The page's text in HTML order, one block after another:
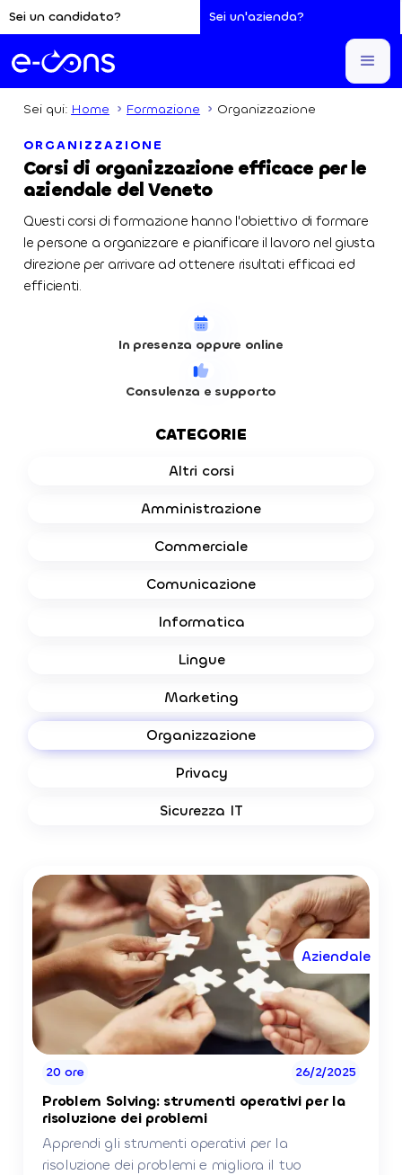
Sei un candidato? Sei un'azienda?
Sei qui: Home Formazione Organizzazione
ORGANIZZAZIONE
Corsi di organizzazione efficace per le
aziendale del Veneto
Questi corsi di formazione hanno l'obiettivo di formare
le persone a organizzare e pianificare il lavoro nel giusta
direzione per arrivare ad ottenere risultati efficaci ed
efficienti.
In presenza oppure online
Consulenza e supporto
CATEGORIE
Altri corsi
Amministrazione
Commerciale
Comunicazione
Informatica
Lingue
Marketing
Organizzazione
Privacy
Sicurezza IT
20 ore 26/2/2025
Problem Solving: strumenti operativi per la
risoluzione dei problemi
Apprendi gli strumenti operativi per la
risoluzione dei problemi e migliora il tuo
Aziendale